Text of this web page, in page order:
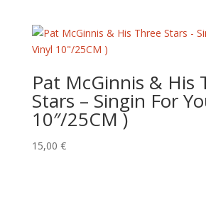
Pat McGinnis & His
Stars – Singin For
10″/25CM )
15,00 €